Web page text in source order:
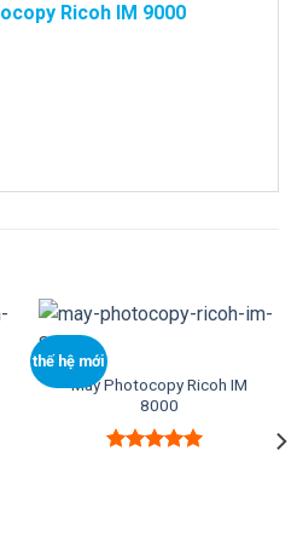
Ricoh IM 9000
thế hệ mới
Máy Photocopy Ricoh IM
8000